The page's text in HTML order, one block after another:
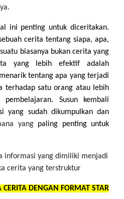
ini penting untuk diceritakan.
cerita tentang siapa, apa,
biasanya bukan cerita yang
yang lebih efektif adalah
tentang apa yang terjadi
terhadap satu orang atau lebih
pembelajaran. Susun kembali
yang sudah dikumpulkan dan
yangpaling penting untuk
informasi yang dimiliki menjadi
cerita yang terstruktur
DENGAN FORMAT STAR